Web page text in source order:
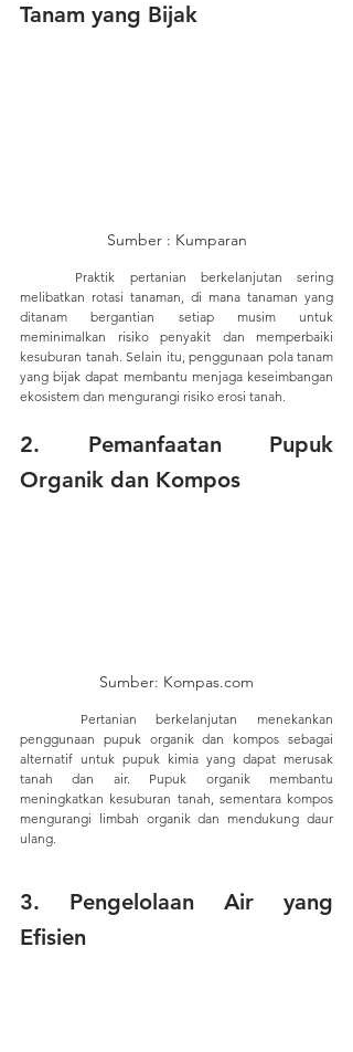
Tanam yang Bijak
Sumber : Kumparan
melibatkan rotasi tanaman, di mana tanaman yang
ditanam bergantian setiap musim untuk
meminimalkan risiko penyakit dan memperbaiki
kesuburan tanah. Selain itu, penggunaan pola tanam
yang bijak dapat membantu menjaga keseimbangan
ekosistem dan mengurangi risiko erosi tanah.
2. Pemanfaatan Pupuk
Organik dan Kompos
Sumber: Kompas.com
penggunaan pupuk organik dan kompos sebagai
alternatif untuk pupuk kimia yang dapat merusak
tanah dan air. Pupuk organik membantu
meningkatkan kesuburan tanah, sementara kompos
mengurangi limbah organik dan mendukung daur
ulang.
3. Pengelolaan Air yang
Efisien